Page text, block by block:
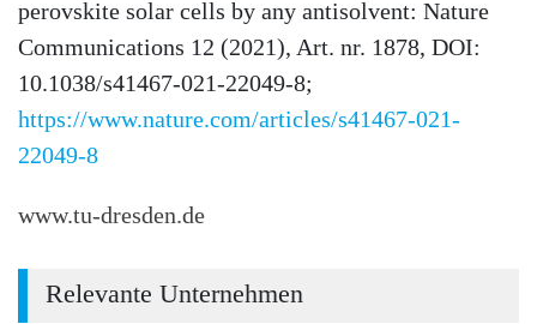
perovskite solar cells by any antisolvent: Nature
Communications 12 (2021), Art. nr. 1878, DOI:
10.1038/s41467-021-22049-8;
https://www.nature.com/articles/s41467-021-
22049-8
www.tu-dresden.de
Relevante Unternehmen